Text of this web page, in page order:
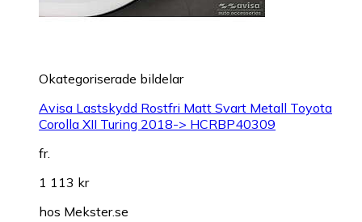
Okategoriserade bildelar
Avisa Lastskydd Rostfri Matt Svart Metall Toyota
Corolla XII Turing 2018-> HCRBP40309
fr.
1 113 kr
hos Mekster.se